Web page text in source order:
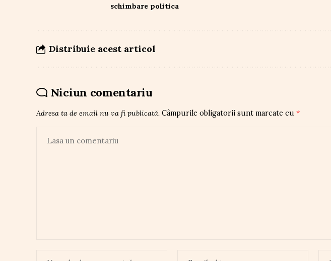
schimbare politica
Distribuie acest articol
Niciun comentariu
Adresa ta de email nu va fi publicată. Câmpurile obligatorii sunt marcate cu *